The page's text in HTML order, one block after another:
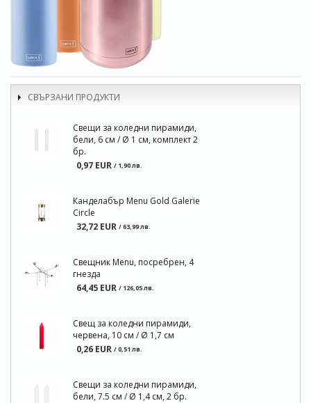
СВЪРЗАНИ ПРОДУКТИ
Свещи за коледни пирамиди,
бели, 6 см / Ø 1 см, комплект 2
бр.
0,97 EUR / 1,90 лв.
Канделабър Menu Gold Galerie
Circle
32,72 EUR / 63,99 лв.
Свещник Menu, посребрен, 4
гнезда
64,45 EUR / 126,05 лв.
Свещ за коледни пирамиди,
червена, 10 см / Ø 1,7 см
0,26 EUR / 0,51 лв.
Свещи за коледни пирамиди,
бели, 7.5 см / Ø 1,4 см, 2 бр.